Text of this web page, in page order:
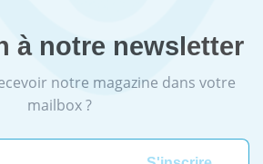
à notre newsletter
notre magazine dans votre
mailbox ?